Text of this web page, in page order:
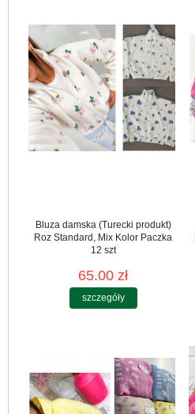
Bluza damska (Turecki produkt)
Roz Standard, Mix Kolor Paczka
12 szt
65.00 zł
szczegóły